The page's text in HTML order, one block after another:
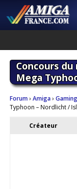
Concours
Mega
Forum› Amiga› Gaming
Typhoon – Nordlicht /
Créateur